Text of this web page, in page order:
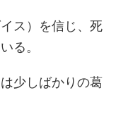
ス）を信じ、死
る。
少しばかりの葛